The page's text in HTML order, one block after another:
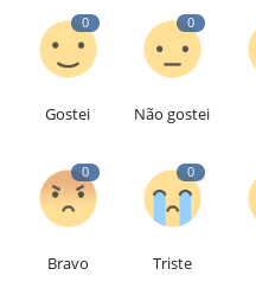
0
Gostei
0
Não gostei
0
Bravo
0
Triste